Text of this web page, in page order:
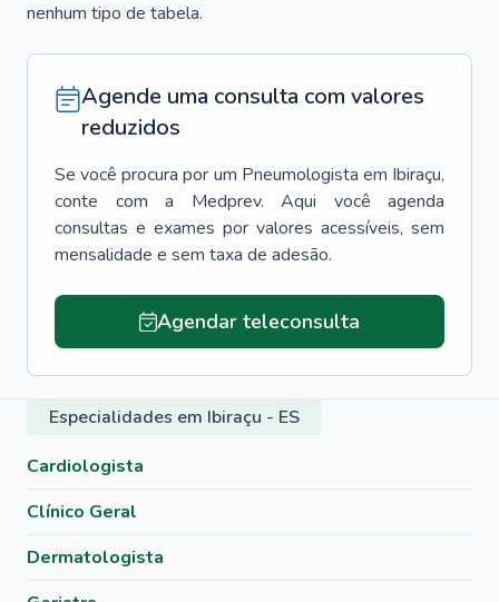
nenhum tipo de tabela.
Agende uma consulta com valores
reduzidos
Se você procura por um Pneumologista em Ibiraçu,
conte com a Medprev. Aqui você agenda
consultas e exames por valores acessíveis, sem
mensalidade e sem taxa de adesão.
Agendar teleconsulta
Especialidades em Ibiraçu - ES
Cardiologista
Clínico Geral
Dermatologista